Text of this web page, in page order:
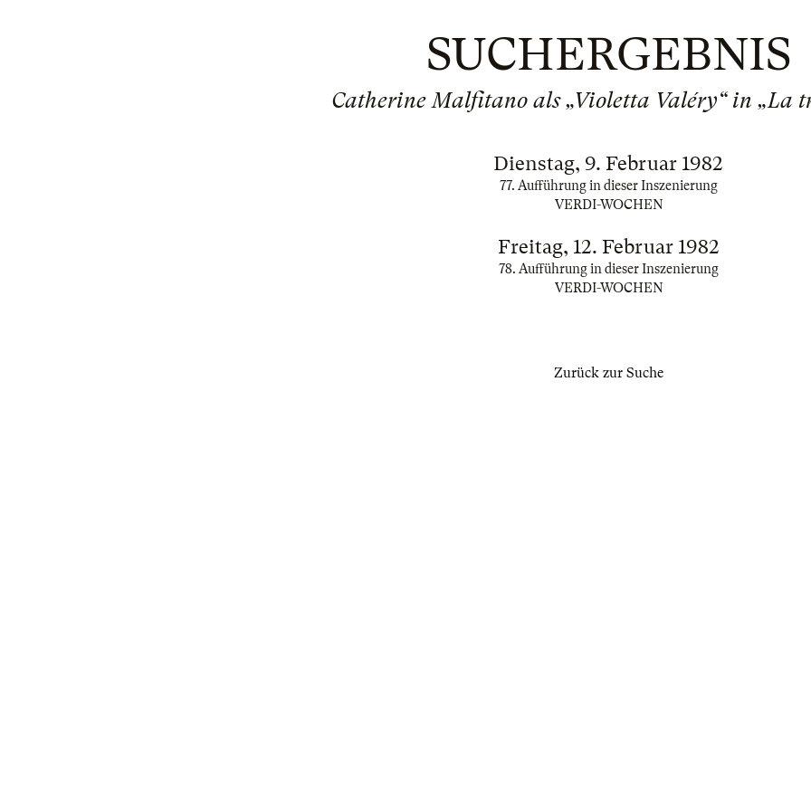
SUCHERGEBNIS
Catherine Malfitano als „Violetta Valéry“ in „La
Dienstag, 9. Februar 1982
77. Aufführung in dieser Inszenierung
VERDI-WOCHEN
Freitag, 12. Februar 1982
78. Aufführung in dieser Inszenierung
VERDI-WOCHEN
Zurück zur Suche